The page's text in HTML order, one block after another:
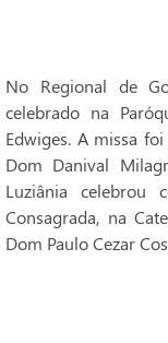
No Regional de
celebrado na
Edwiges. A missa
Dom Danival
Luziânia celebrou
Consagrada, na
Dom Paulo Cezar